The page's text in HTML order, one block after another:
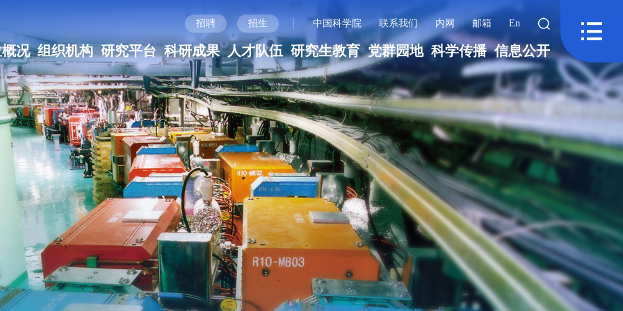
招聘 招生 | 中国科学院 联系我们 内网 邮箱 En
况 组织机构 研究平台 科研成果 人才队伍 研究生教育 党群园地 科学传播 信息公开